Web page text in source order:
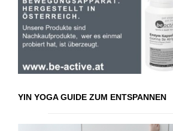
YIN YOGA GUIDE ZUM ENTSPANNEN